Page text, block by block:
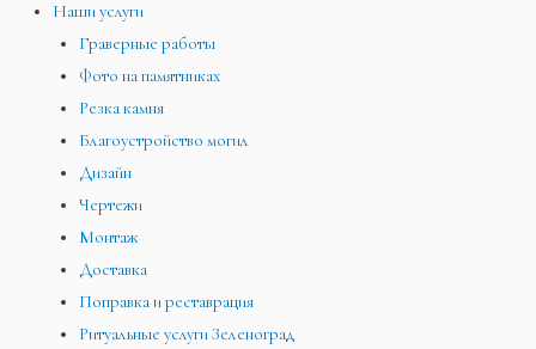
Наши услуги
Граверные работы
Фото на памятниках
Резка камня
Благоустройство могил
Дизайн
Чертежи
Монтаж
Доставка
Поправка и реставрация
Ритуальные услуги Зеленоград